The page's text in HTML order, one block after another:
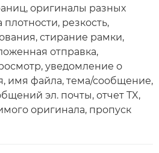
оригиналы разных
резкость,
стирание рамки,
отправка,
уведомление о
имя файла, тема/сообщение,
эл. почты, отчет TX,
оригинала, пропуск